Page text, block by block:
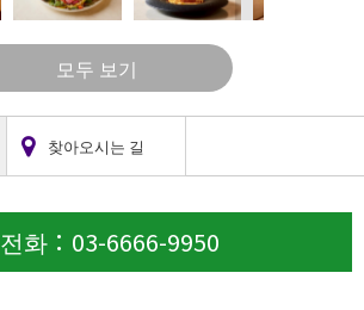
모두 보기
찾아오시는 길
전화：03-6666-9950